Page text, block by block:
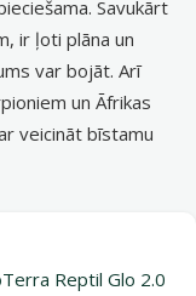
Savukārt
ir ļoti plāna un
var bojāt. Arī
un Āfrikas
veicināt bīstamu
Reptil Glo 2.0